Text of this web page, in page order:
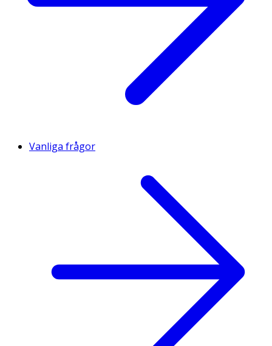
Vanliga frågor